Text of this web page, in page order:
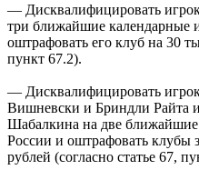
— Дисквалифицировать
три ближайшие календарные
оштрафовать его клуб на 30
пункт 67.2).
— Дисквалифицировать
Вишневски и Бриндли Райта
Шабалкина на две
России и оштрафовать клубы
рублей (согласно статье 67,